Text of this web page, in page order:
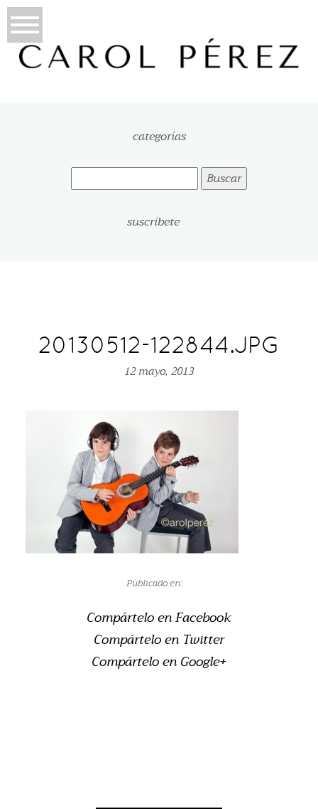
categorías
Buscar:
suscríbete
20130512-122844.JPG
12 mayo, 2013
Publicado en:
Compártelo en Facebook
Compártelo en Twitter
Compártelo en Google+